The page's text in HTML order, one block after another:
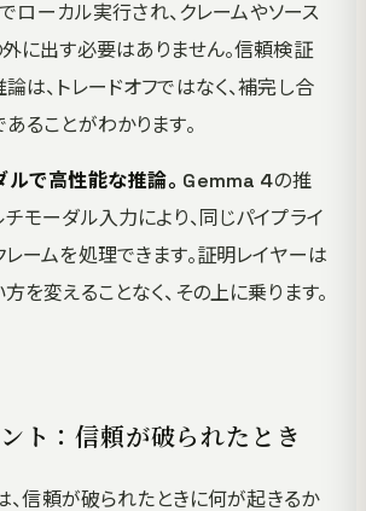
ローカル実行され、クレームやソース
に出す必要はありません。信頼検証
は、トレードオフではなく、補完し合
ることがわかります。
ルで高性能な推論。 Gemma 4の推
モーダル入力により、同じパイプライ
ームを処理できます。証明レイヤーは
を変えることなく、その上に乗ります。
ト：信頼が破られたとき
、信頼が破られたときに何が起きるか